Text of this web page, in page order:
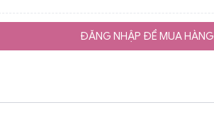
ĐĂNG NHẬP ĐỂ MUA HÀNG